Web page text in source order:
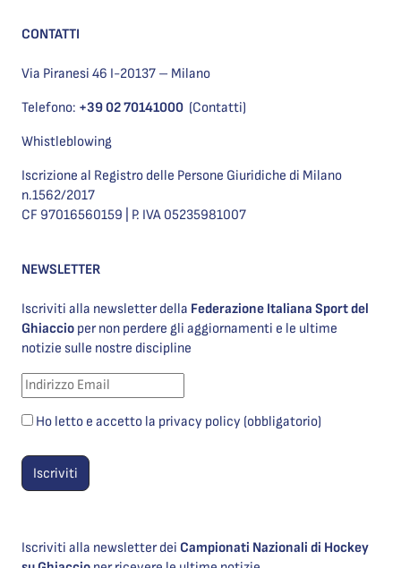
CONTATTI
Via Piranesi 46 I-20137 – Milano
Telefono: +39 02 70141000 (Contatti)
Whistleblowing
Iscrizione al Registro delle Persone Giuridiche di Milano
n.1562/2017
CF 97016560159 | P. IVA 05235981007
NEWSLETTER
Iscriviti alla newsletter della Federazione Italiana Sport del
Ghiaccio per non perdere gli aggiornamenti e le ultime
notizie sulle nostre discipline
Ho letto e accetto la privacy policy (obbligatorio)
Iscriviti alla newsletter dei Campionati Nazionali di Hockey